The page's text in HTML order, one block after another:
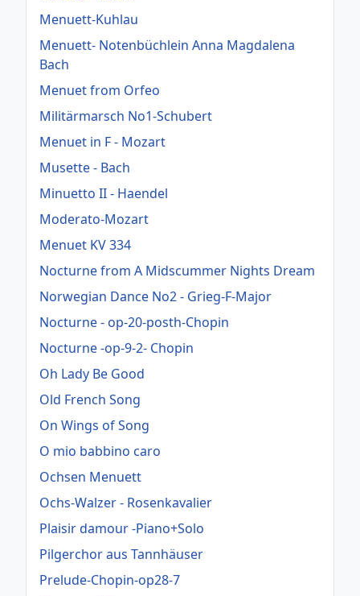
Menuett-Kuhlau
Menuett- Notenbüchlein Anna Magdalena
Bach
Menuet from Orfeo
Militärmarsch No1-Schubert
Menuet in F - Mozart
Musette - Bach
Minuetto II - Haendel
Moderato-Mozart
Menuet KV 334
Nocturne from A Midscummer Nights Dream
Norwegian Dance No2 - Grieg-F-Major
Nocturne - op-20-posth-Chopin
Nocturne -op-9-2- Chopin
Oh Lady Be Good
Old French Song
On Wings of Song
O mio babbino caro
Ochsen Menuett
Ochs-Walzer - Rosenkavalier
Plaisir damour -Piano+Solo
Pilgerchor aus Tannhäuser
Prelude-Chopin-op28-7